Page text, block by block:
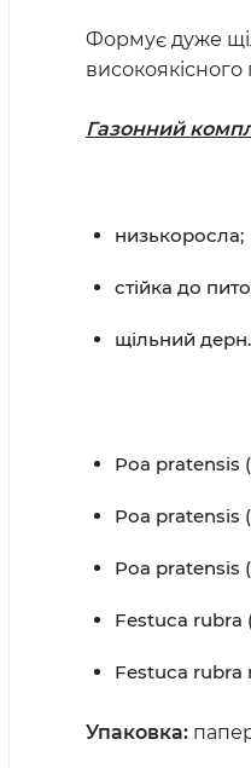
Формує дуже
високоякісного
Газонний
низькоросла;
стійка до
щільний дерн.
Poa pratensis
Poa pratensis
Poa pratensis
Festuca rubra
Festuca rubra
Упаковка: